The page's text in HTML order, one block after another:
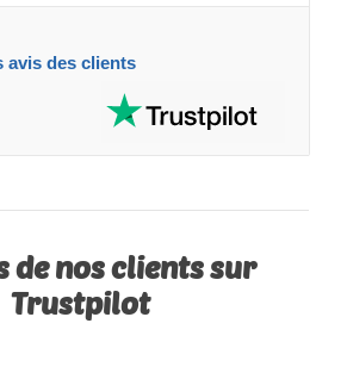
avis des clients
de nos clients sur
Trustpilot